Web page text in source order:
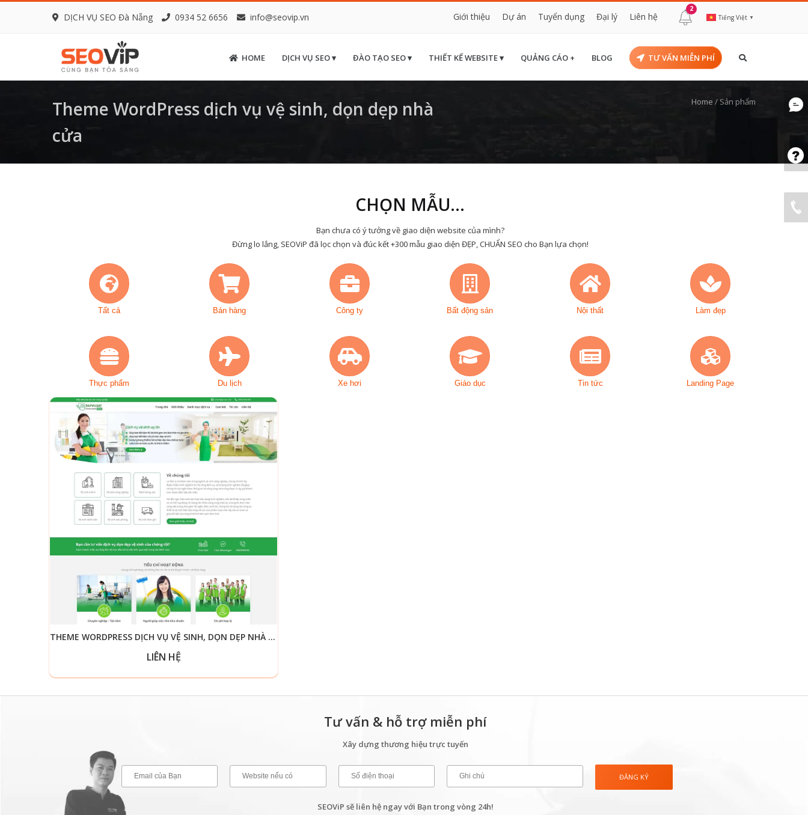
DỊCH VỤ SEO Đà Nẵng 0934 52 6656 info@seovip.vn Giới thiệu Dự án Tuyển dụng Đại lý Liên hệ
2
Tiếng Việt ▼
HOME DỊCH VỤ SEO ▾ ĐÀO TẠO SEO ▾ THIẾT KẾ WEBSITE ▾ QUẢNG CÁO + BLOG TƯ VẤN MIỄN PHÍ
Theme WordPress dịch vụ vệ sinh, dọn dẹp nhà
cửa
Home / Sản phẩm
CHỌN MẪU...
Bạn chưa có ý tưởng về giao diện website của mình?
Đừng lo lắng, SEOViP đã lọc chọn và đúc kết +300 mẫu giao diện ĐẸP, CHUẨN SEO cho Bạn lựa chọn!
Tất cả Bán hàng Công ty Bất động sản Nội thất Làm đẹp
Thực phẩm Du lịch Xe hơi Giáo dục Tin tức Landing Page
THEME WORDPRESS DỊCH VỤ VỆ SINH, DỌN DẸP NHÀ CỬA
LIÊN HỆ
Tư vấn & hỗ trợ miễn phí
Xây dựng thương hiệu trực tuyến
SEOViP sẽ liên hệ ngay với Bạn trong vòng 24h!